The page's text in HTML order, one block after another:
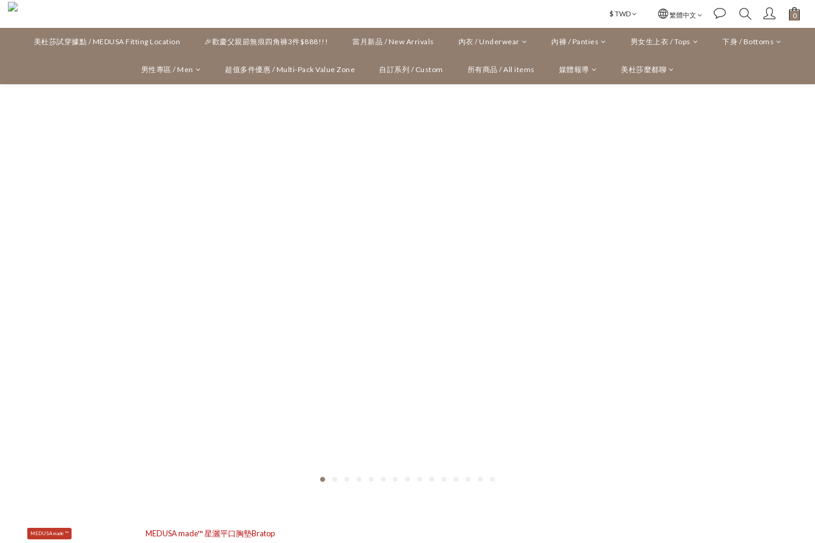
$ TWD 繁體中文
美杜莎試穿據點 / MEDUSA Fitting Location 🎉歡慶父親節無痕四角褲3件$888!!! 當月新品 / New Arrivals 內衣 / Underwear 內褲 / Panties 男女生上衣 / Tops 下身 / Bottoms
男性專區 / Men 超值多件優惠 / Multi-Pack Value Zone 自訂系列 / Custom 所有商品 / All items 媒體報導 美杜莎麼都聊
MEDUSA made ™